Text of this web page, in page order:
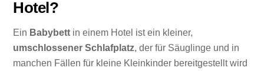
Hotel?
Ein Babybett in einem Hotel ist ein kleiner,
umschlossener Schlafplatz, der für Säuglinge und in
manchen Fällen für kleine Kleinkinder bereitgestellt wird